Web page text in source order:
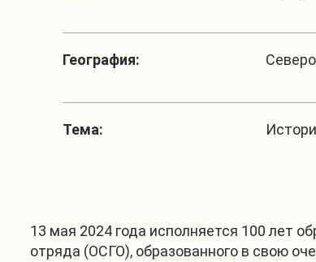
География:
Тема:
13 мая 2024 года исполняется 100 лет
отряда (ОСГО), образованного в свою